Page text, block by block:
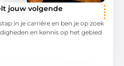
jouw volgende
in je carrière en ben je op zoek
en kennis op het gebied